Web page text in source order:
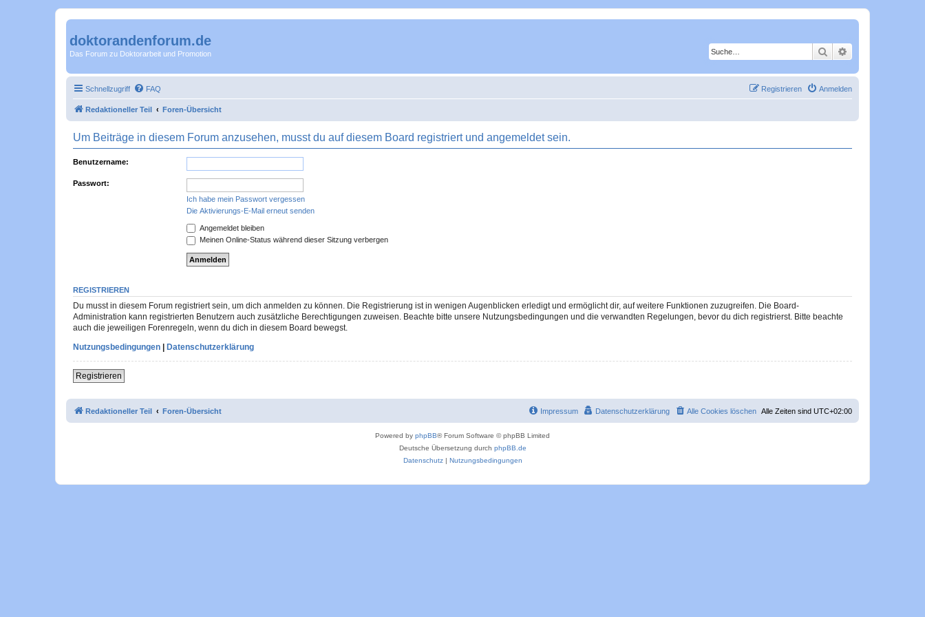
doktorandenforum.de
Das Forum zu Doktorarbeit und Promotion Suche
Schnellzugriff FAQ Anmelden
Registrieren
Redaktioneller Teil Foren-Übersicht
Um Beiträge in diesem Forum anzusehen, musst du auf diesem Board registriert und angemeldet sein.
Benutzername:
Passwort:
Ich habe mein Passwort vergessen
Die Aktivierungs-E-Mail erneut senden
Angemeldet bleiben
Meinen Online-Status während dieser Sitzung verbergen
REGISTRIEREN
Du musst in diesem Forum registriert sein, um dich anmelden zu können. Die Registrierung ist in wenigen Augenblicken erledigt und ermöglicht dir, auf weitere Funktionen zuzugreifen. Die Board-
Administration kann registrierten Benutzern auch zusätzliche Berechtigungen zuweisen. Beachte bitte unsere Nutzungsbedingungen und die verwandten Regelungen, bevor du dich registrierst. Bitte beachte
auch die jeweiligen Forenregeln, wenn du dich in diesem Board bewegst.
Nutzungsbedingungen
Datenschutzerklärung
Registrieren
Redaktioneller Teil Foren-Übersicht Alle Zeiten sind UTC+02:00
Alle Cookies löschen
Datenschutzerklärung
Impressum
Powered by phpBB® Forum Software © phpBB Limited
Deutsche Übersetzung durch phpBB.de
Datenschutz| Nutzungsbedingungen